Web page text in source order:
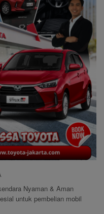
Nyaman & Aman
untuk pembelian mobil